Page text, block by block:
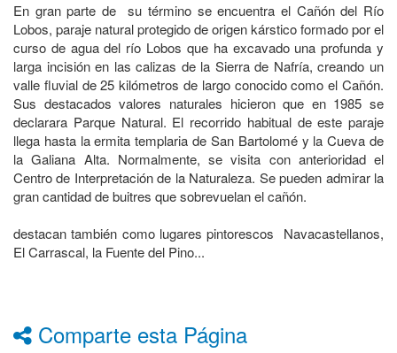
En gran parte de su término se encuentra el Cañón del Río
Lobos, paraje natural protegido de origen kárstico formado por el
curso de agua del río Lobos que ha excavado una profunda y
larga incisión en las calizas de la Sierra de Nafría, creando un
valle fluvial de 25 kilómetros de largo conocido como el Cañón.
Sus destacados valores naturales hicieron que en 1985 se
declarara Parque Natural. El recorrido habitual de este paraje
llega hasta la ermita templaria de San Bartolomé y la Cueva de
la Galiana Alta. Normalmente, se visita con anterioridad el
Centro de Interpretación de la Naturaleza. Se pueden admirar la
gran cantidad de buitres que sobrevuelan el cañón.
destacan también como lugares pintorescos Navacastellanos,
El Carrascal, la Fuente del Pino...
Comparte esta Página